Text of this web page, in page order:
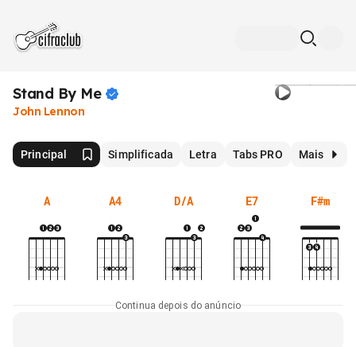
Stand By Me
John Lennon
Principal Simplificada Letra Tabs PRO Mais
A A4 D/A E7 F#m
Continua depois do anúncio